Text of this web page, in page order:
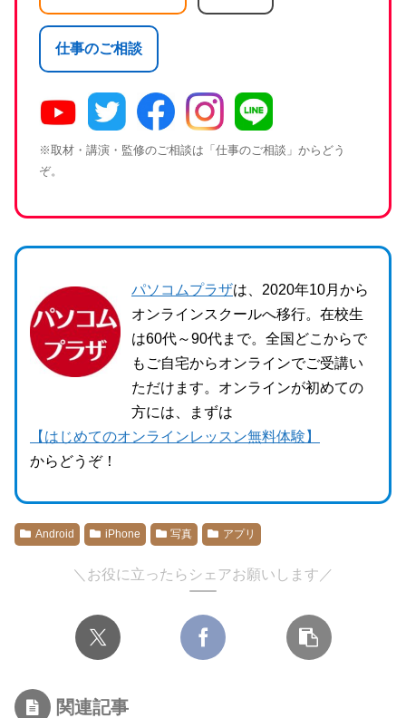
仕事のご相談
※取材・講演・監修のご相談は「仕事のご相談」からどう
ぞ。
パソコムプラザは、2020年10月から
オンラインスクールへ移行。在校生
は60代～90代まで。全国どこからで
もご自宅からオンラインでご受講い
ただけます。オンラインが初めての
方には、まずは
【はじめてのオンラインレッスン無料体験】
からどうぞ！
Android iPhone 写真 アプリ
＼お役に立ったらシェアお願いします／
関連記事